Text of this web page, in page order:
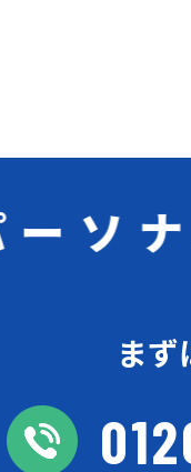
ル学
まず